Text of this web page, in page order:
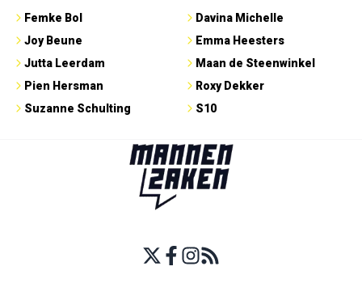
Femke Bol
Joy Beune
Jutta Leerdam
Pien Hersman
Suzanne Schulting
Davina Michelle
Emma Heesters
Maan de Steenwinkel
Roxy Dekker
S10